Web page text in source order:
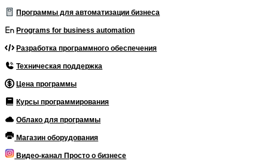
Программы для автоматизации бизнеса
Programs for business automation
Разработка программного обеспечения
Техническая поддержка
Цена программы
Курсы программирования
Облако для программы
Магазин оборудования
Видео-канал Просто о бизнесе